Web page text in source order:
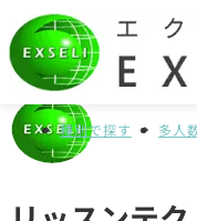
種別で探す 多人